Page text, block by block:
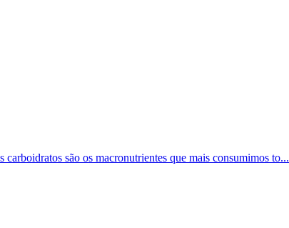
são os macronutrientes que mais consumimos to...